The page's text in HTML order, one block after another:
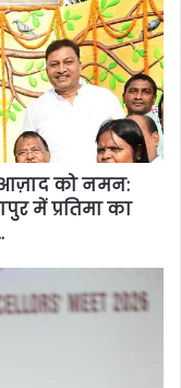
आज़ाद को नमन:
में प्रतिमा का